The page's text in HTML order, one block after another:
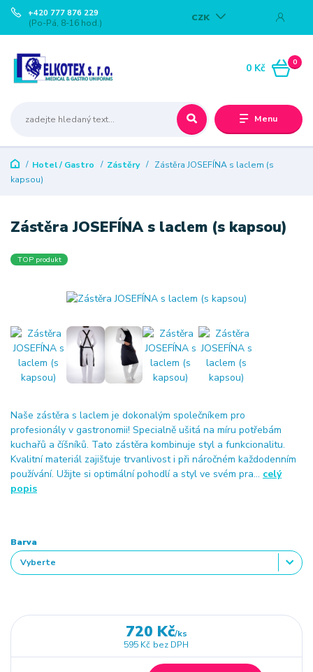
Menu
CZK
+420 777 876 229
(Po-Pá, 8-16 hod.)
0
0 Kč
Hotel / Gastro Zástěry
Zástěra JOSEFÍNA s laclem (s
kapsou)
Zástěra JOSEFÍNA s laclem (s kapsou)
TOP produkt
Naše zástěra s laclem je dokonalým společníkem pro
profesionály v gastronomii! Specialně ušitá na míru potřebám
kuchařů a číšníků. Tato zástěra kombinuje styl a funkcionalitu.
Kvalitní materiál zajišťuje trvanlivost i při náročném každodenním
používání. Užijte si optimální pohodlí a styl ve svém pra... celý
popis
Barva
720 Kč/ks
595 Kč bez DPH